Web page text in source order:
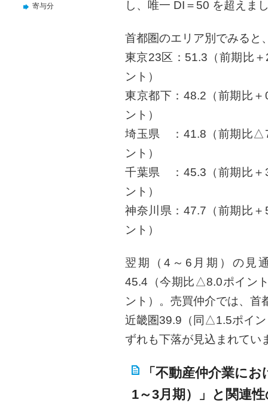
し、唯一 DI＝50 を超えま
首都圏のエリア別でみると
東京23区：51.3（前期比
ント）
東京都下：48.2（前期比
ント）
埼玉県 ：41.8（前期比
ント）
千葉県 ：45.3（前期比＋
ント）
神奈川県：47.7（前期比
ント）
翌期（4～6月期）の見
45.4（今期比△8.0ポイン
ント）。売買仲介では、
近畿圏39.9（同△1.5ポイ
ずれも下落が見込まれてい
「不動産仲介業に
1～3月期）」と関連
寄与分